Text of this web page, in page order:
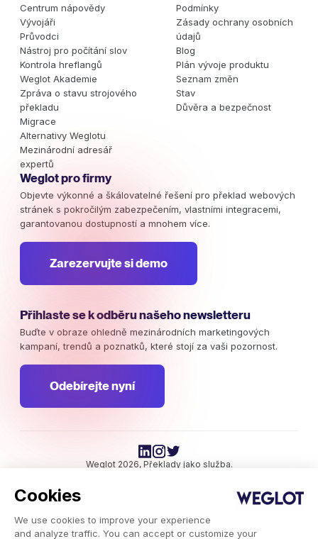
Cookies
We use cookies to improve your experience
and analyze traffic. You can accept or customize your
Centrum nápovědy
Vývojáři
Průvodci
Nástroj pro počítání slov
Kontrola hreflangů
Weglot Akademie
Zpráva o stavu strojového
překladu
Migrace
Alternativy Weglotu
Mezinárodní adresář
expertů
Podmínky
Zásady ochrany osobních
údajů
Blog
Plán vývoje produktu
Seznam změn
Stav
Důvěra a bezpečnost
Weglot pro firmy
Objevte výkonné a škálovatelné řešení pro překlad webových
stránek s pokročilým zabezpečením, vlastními integracemi,
garantovanou dostupností a mnohem více.
Zarezervujte si demo
Přihlaste se k odběru našeho newsletteru
Buďte v obraze ohledně mezinárodních marketingových
kampaní, trendů a poznatků, které stojí za vaši pozornost.
Odebírejte nyní
Weglot 2026, Překlady jako služba.